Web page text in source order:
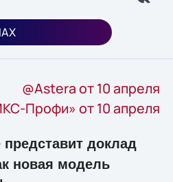
@Astera от 10 апреля
Профи» от 10 апреля
доклад
новая модель